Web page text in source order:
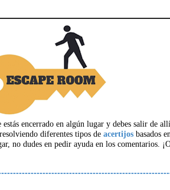
estás encerrado en algún lugar y debes salir de
diferentes tipos deacertijos basados
no dudes en pedir ayuda en los comentarios.